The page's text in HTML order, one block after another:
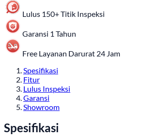
Lulus 150+ Titik Inspeksi
Garansi 1 Tahun
Free Layanan Darurat 24 Jam
Spesifikasi
Fitur
Lulus Inspeksi
Garansi
Showroom
Spesifikasi